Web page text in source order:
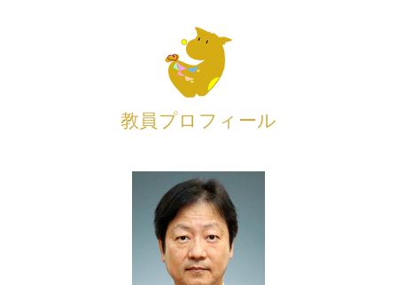
教員プロフィール